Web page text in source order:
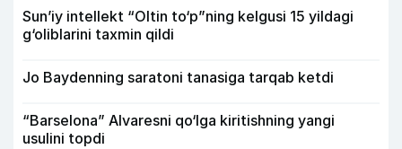
Sun’iy intellekt “Oltin to‘p”ning kelgusi 15 yildagi
g‘oliblarini taxmin qildi
Jo Baydenning saratoni tanasiga tarqab ketdi
“Barselona” Alvaresni qo‘lga kiritishning yangi
usulini topdi